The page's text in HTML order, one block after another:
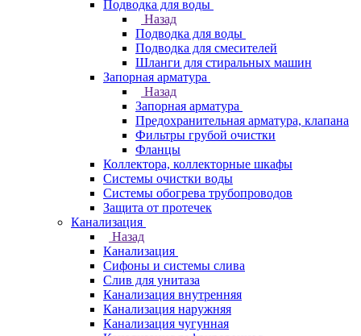
Подводка для воды
Назад
Подводка для воды
Подводка для смесителей
Шланги для стиральных машин
Запорная арматура
Назад
Запорная арматура
Предохранительная арматура, клапана
Фильтры грубой очистки
Фланцы
Коллектора, коллекторные шкафы
Системы очистки воды
Системы обогрева трубопроводов
Защита от протечек
Канализация
Назад
Канализация
Сифоны и системы слива
Слив для унитаза
Канализация внутренняя
Канализация наружняя
Канализация чугунная